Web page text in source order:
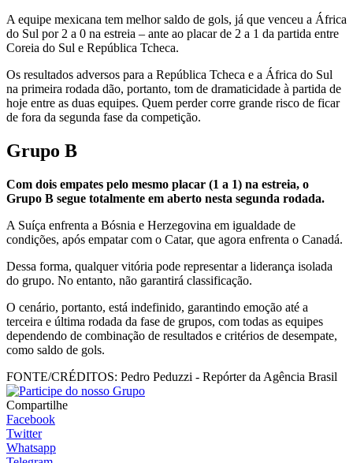
A equipe mexicana tem melhor saldo de gols, já que venceu a África
do Sul por 2 a 0 na estreia – ante ao placar de 2 a 1 da partida entre
Coreia do Sul e República Tcheca.
Os resultados adversos para a República Tcheca e a África do Sul
na primeira rodada dão, portanto, tom de dramaticidade à partida de
hoje entre as duas equipes. Quem perder corre grande risco de ficar
de fora da segunda fase da competição.
Grupo B
Com dois empates pelo mesmo placar (1 a 1) na estreia, o
Grupo B segue totalmente em aberto nesta segunda rodada.
A Suíça enfrenta a Bósnia e Herzegovina em igualdade de
condições, após empatar com o Catar, que agora enfrenta o Canadá.
Dessa forma, qualquer vitória pode representar a liderança isolada
do grupo. No entanto, não garantirá classificação.
O cenário, portanto, está indefinido, garantindo emoção até a
terceira e última rodada da fase de grupos, com todas as equipes
dependendo de combinação de resultados e critérios de desempate,
como saldo de gols.
FONTE/CRÉDITOS: Pedro Peduzzi - Repórter da Agência Brasil
Compartilhe
Facebook
Twitter
Whatsapp